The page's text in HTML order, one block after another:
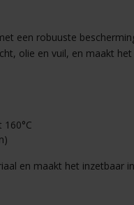
een robuuste
olie en vuil, en maakt
en maakt het inzetbaar